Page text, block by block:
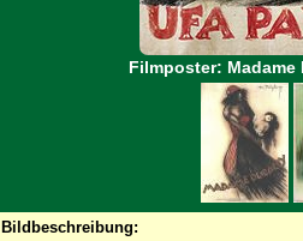
Filmposter:
Bildbeschreibung: